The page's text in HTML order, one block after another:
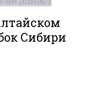
Сибири